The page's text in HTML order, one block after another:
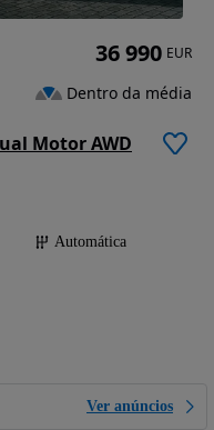
Motor AWD
Automática
Ver anúncios
36 990 EUR
Dentro da média